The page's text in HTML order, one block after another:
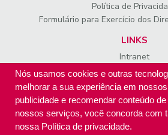
Política de
Formulário para Exercício dos
LINKS
Intranet
WebMail
SIGA-NOS
Nós usamos cookies e outras
melhorar a sua experiência em
publicidade e recomendar conteúdo
nossos serviços, você concorda com
nossa Política de privacidade.